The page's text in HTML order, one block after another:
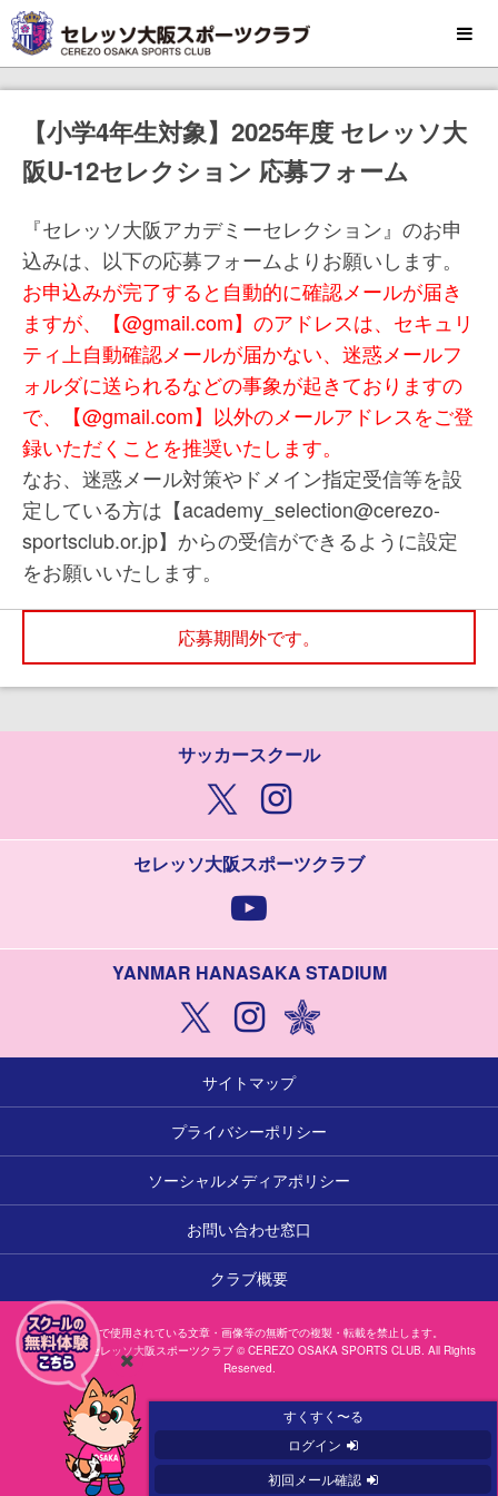
MENU
【小学4年生対象】2025年度 セレッソ大
阪U-12セレクション 応募フォーム
『セレッソ大阪アカデミーセレクション』のお申
込みは、以下の応募フォームよりお願いします。
お申込みが完了すると自動的に確認メールが届き
ますが、【@gmail.com】のアドレスは、セキュリ
ティ上自動確認メールが届かない、迷惑メールフ
ォルダに送られるなどの事象が起きておりますの
で、【@gmail.com】以外のメールアドレスをご登
録いただくことを推奨いたします。
なお、迷惑メール対策やドメイン指定受信等を設
定している方は【academy_selection@cerezo-
sportsclub.or.jp】からの受信ができるように設定
をお願いいたします。
応募期間外です。
サッカースクール
セレッソ大阪スポーツクラブ
YANMAR HANASAKA STADIUM
サイトマップ
プライバシーポリシー
ソーシャルメディアポリシー
お問い合わせ窓口
クラブ概要
本サイトで使用されている文章・画像等の無断での複製・転載を禁止します。
一般社団法人セレッソ大阪スポーツクラブ © CEREZO OSAKA SPORTS CLUB. All Rights
Reserved.
閉
じ
る
すくすく〜る
ログイン
初回メール確認